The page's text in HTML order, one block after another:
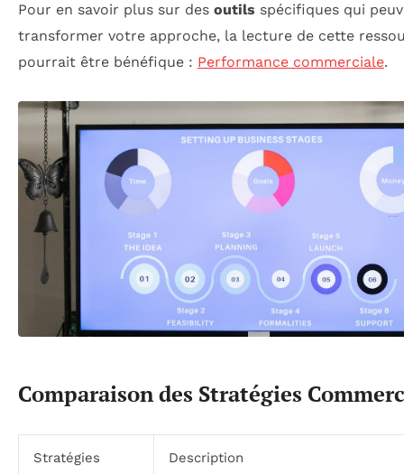
Pour en savoir plus sur des outils spécifiques qui
transformer votre approche, la lecture de cette
pourrait être bénéfique : Performance commerciale.
Comparaison des Stratégies
Stratégies Description